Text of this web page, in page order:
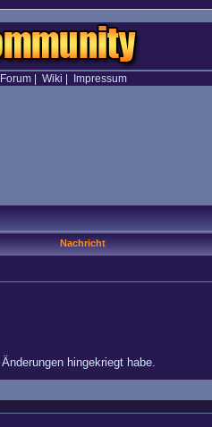
Forum| Wiki Impressum
Nachricht
hingekriegt habe.